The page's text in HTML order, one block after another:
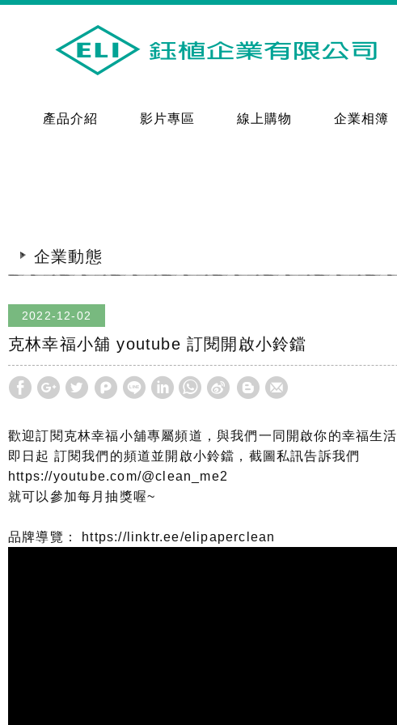
產品介紹 影片專區 線上購物 企業相簿
企業動態
2022-12-02
克林幸福小舖 youtube 訂閱開啟小鈴鐺
歡迎訂閱克林幸福小舖專屬頻道，與我們一同開啟你的幸福生
即日起 訂閱我們的頻道並開啟小鈴鐺，截圖私訊告訴我們
https://youtube.com/@clean_me2
就可以參加每月抽獎喔~
品牌導覽： https://linktr.ee/elipaperclean